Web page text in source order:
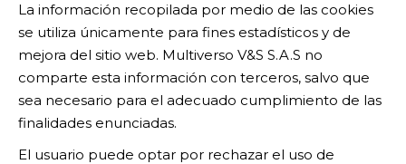
La información recopilada por medio de las cookies
se utiliza únicamente para fines estadísticos y de
mejora del sitio web. Multiverso V&S S.A.S no
comparte esta información con terceros, salvo que
sea necesario para el adecuado cumplimiento de las
finalidades enunciadas.
El usuario puede optar por rechazar el uso de